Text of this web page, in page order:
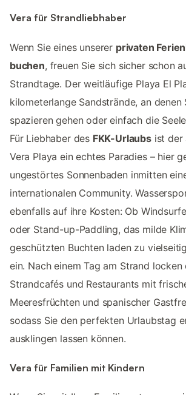
Vera für Strandliebhaber
Wenn Sie eines unserer privaten
buchen, freuen Sie sich sicher schon
Strandtage. Der weitläufige Playa El
kilometerlange Sandstrände, an denen
spazieren gehen oder einfach die
Für Liebhaber des FKK-Urlaubsist der
Vera Playa ein echtes Paradies – hier
ungestörtes Sonnenbaden inmitten
internationalen Community.
ebenfalls auf ihre Kosten: Ob
oder Stand-up-Paddling, das milde
geschützten Buchten laden zu
ein. Nach einem Tag am Strand
Strandcafés und Restaurants mit
Meeresfrüchten und spanischer
sodass Sie den perfekten Urlaubstag
ausklingen lassen können.
Vera für Familien mit Kindern